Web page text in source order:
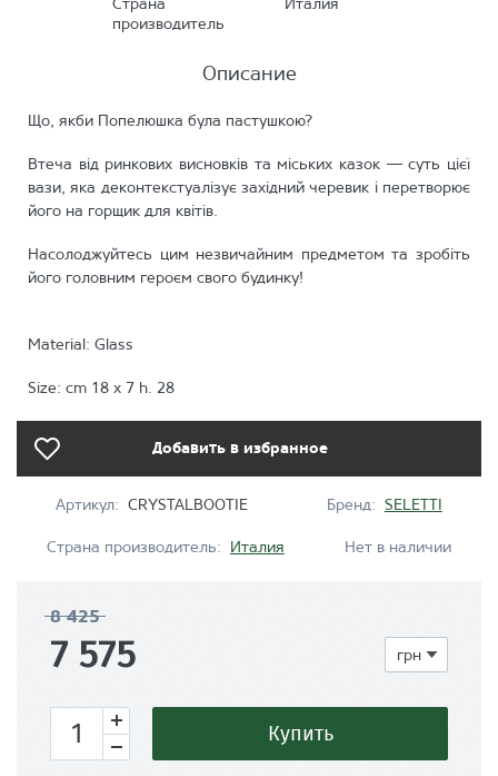
Страна
производитель
Италия
Описание
Що, якби Попелюшка була пастушкою?
Втеча від ринкових висновків та міських казок — суть цієї
вази, яка деконтекстуалізує західний черевик і перетворює
його на горщик для квітів.
Насолоджуйтесь цим незвичайним предметом та зробіть
його головним героєм свого будинку!
Material: Glass
Size: cm 18 x 7 h. 28
Добавить в избранное
Артикул: CRYSTALBOOTIE Бренд: SELETTI
Страна производитель: Италия Нет в наличии
8 425
7 575
Купить